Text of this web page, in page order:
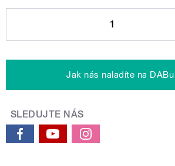
1
Jak nás naladíte na DABu
SLEDUJTE NÁS